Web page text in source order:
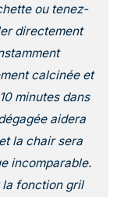
ou tenez-
directement
calcinée et
minutes dans
aidera
la chair sera
incomparable.
la fonction gril